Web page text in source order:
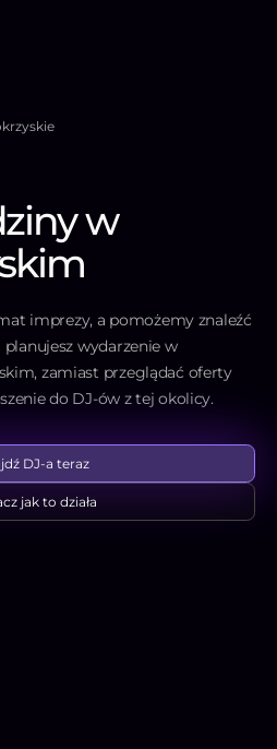
w
imprezy, a pomożemy znaleźć
wydarzenie w
zamiast przeglądać oferty
do DJ-ów z tej okolicy.
DJ-a teraz
jak to działa